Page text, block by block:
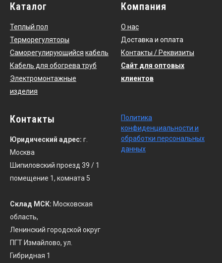
Каталог
Теплый пол
Терморегуляторы
Саморегулирующийся кабель
Кабель для обогрева труб
Электромонтажные
изделия
Компания
О нас
Доставка и оплата
Контакты / Реквизиты
Сайт для оптовых
клиентов
Контакты
Юридический адрес: г.
Москва
Шипиловский проезд 39 / 1
помещение 1, комната 5
Склад МСК: Московская
область,
Ленинский городской округ
ПГТ Измайлово, ул.
Гибридная 1
Политика
конфиденциальности и
обработки персональных
данных